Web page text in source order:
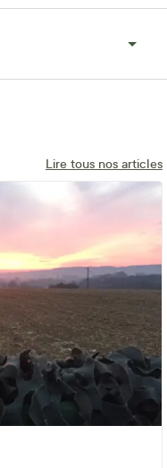
Lire tous nos articles